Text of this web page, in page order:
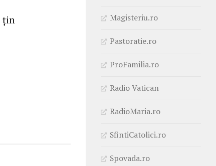
ţin
Magisteriu.ro
Pastoratie.ro
ProFamilia.ro
Radio Vatican
RadioMaria.ro
SfintiCatolici.ro
Spovada.ro